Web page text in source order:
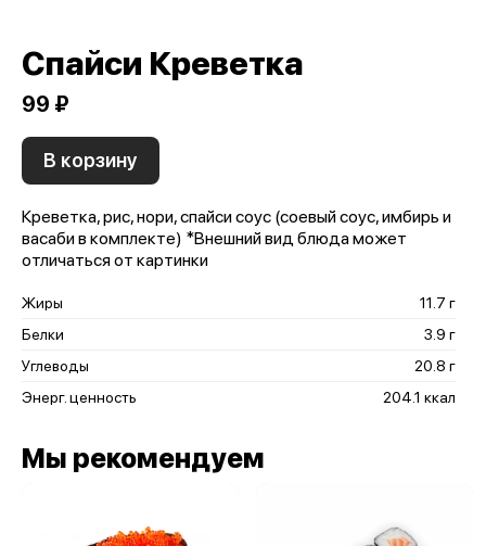
Спайси Креветка
99 ₽
В корзину
Креветка, рис, нори, спайси соус (соевый соус, имбирь и
васаби в комплекте) *Внешний вид блюда может
отличаться от картинки
Жиры
11.7 г
Белки
3.9 г
Углеводы
20.8 г
Энерг. ценность
204.1 ккал
Мы рекомендуем